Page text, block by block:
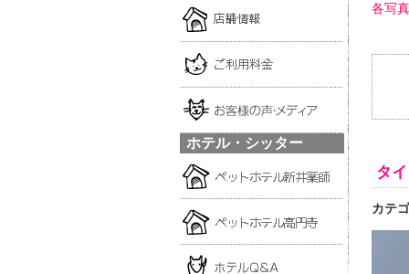
ホテル・シッター
各写
タイ
カテ